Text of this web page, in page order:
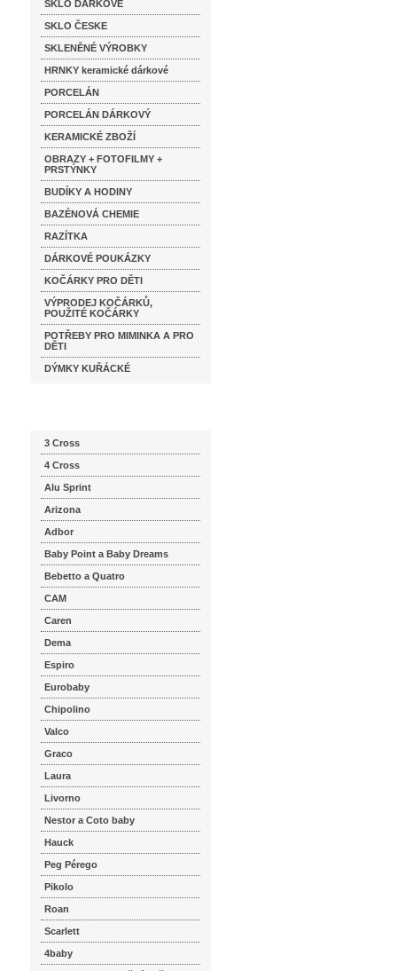
SKLO DÁRKOVÉ
SKLO ČESKE
SKLENĚNÉ VÝROBKY
HRNKY keramické dárkové
PORCELÁN
PORCELÁN DÁRKOVÝ
KERAMICKÉ ZBOŽÍ
OBRAZY + FOTOFILMY +
PRSTÝNKY
BUDÍKY A HODINY
BAZÉNOVÁ CHEMIE
RAZÍTKA
DÁRKOVÉ POUKÁZKY
KOČÁRKY PRO DĚTI
VÝPRODEJ KOČÁRKŮ,
POUŽITÉ KOČÁRKY
POTŘEBY PRO MIMINKA A PRO
DĚTI
DÝMKY KUŘÁCKÉ
3 Cross
4 Cross
Alu Sprint
Arizona
Adbor
Baby Point a Baby Dreams
Bebetto a Quatro
CAM
Caren
Dema
Espiro
Eurobaby
Chipolino
Valco
Graco
Laura
Livorno
Nestor a Coto baby
Hauck
Peg Pérego
Pikolo
Roan
Scarlett
4baby